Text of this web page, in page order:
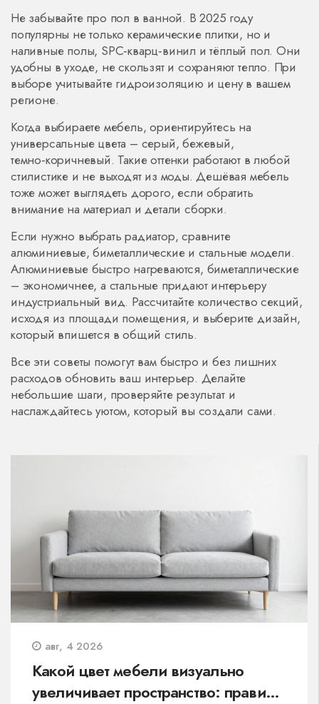
Не забывайте про пол в ванной. В 2025 году
популярны не только керамические плитки, но и
наливные полы, SPC‑кварц‑винил и тёплый пол. Они
удобны в уходе, не скользят и сохраняют тепло. При
выборе учитывайте гидроизоляцию и цену в вашем
регионе.
Когда выбираете мебель, ориентируйтесь на
универсальные цвета – серый, бежевый,
темно‑коричневый. Такие оттенки работают в любой
стилистике и не выходят из моды. Дешёвая мебель
тоже может выглядеть дорого, если обратить
внимание на материал и детали сборки.
Если нужно выбрать радиатор, сравните
алюминиевые, биметаллические и стальные модели.
Алюминиевые быстро нагреваются, биметаллические
– экономичнее, а стальные придают интерьеру
индустриальный вид. Рассчитайте количество секций,
исходя из площади помещения, и выберите дизайн,
который впишется в общий стиль.
Все эти советы помогут вам быстро и без лишних
расходов обновить ваш интерьер. Делайте
небольшие шаги, проверяйте результат и
наслаждайтесь уютом, который вы создали сами.
авг, 4 2026
Какой цвет мебели визуально
увеличивает пространство: правила